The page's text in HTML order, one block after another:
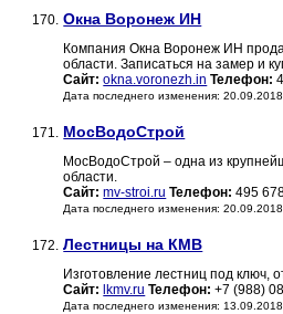
170. Окна Воронеж ИН
Компания Окна Воронеж ИН
области. Записаться на замер и
Сайт: okna.voronezh.in Телефон:
Дата последнего изменения: 20.09.2018
171. МосВодоСтрой
МосВодоСтрой – одна из
области.
Сайт: mv-stroi.ru Телефон: 495
Дата последнего изменения: 20.09.2018
172. Лестницы на КМВ
Изготовление лестниц под ключ,
Сайт: lkmv.ru Телефон: +7 (988)
Дата последнего изменения: 13.09.2018